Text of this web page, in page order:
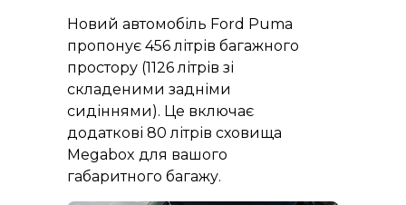
Новий автомобіль Ford Puma
пропонує 456 літрів багажного
простору (1126 літрів зі
складеними задніми
сидіннями). Це включає
додаткові 80 літрів сховища
Megabox для вашого
габаритного багажу.